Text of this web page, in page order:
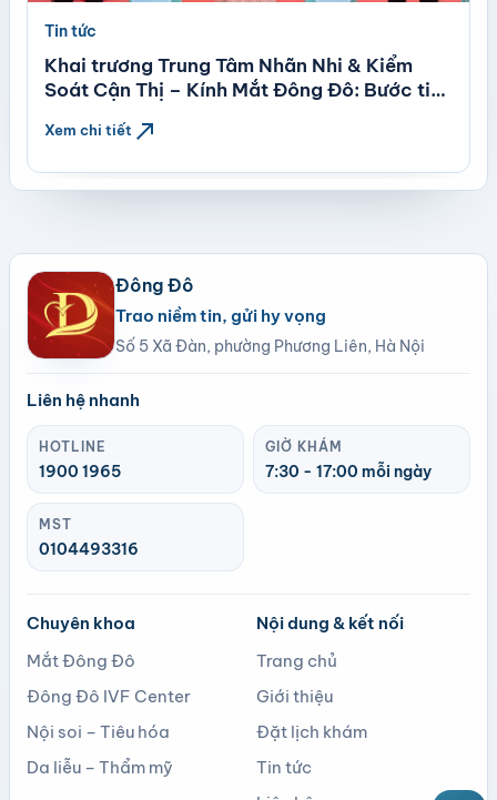
Tin tức
Khai trương Trung Tâm Nhãn Nhi & Kiểm
Soát Cận Thị – Kính Mắt Đông Đô: Bước tiến
chuẩn quốc tế
Xem chi tiết north_east
Đông Đô
Trao niềm tin, gửi hy vọng
Số 5 Xã Đàn, phường Phương Liên, Hà Nội
Liên hệ nhanh
HOTLINE
1900 1965
GIỜ KHÁM
7:30 - 17:00 mỗi ngày
MST
0104493316
Chuyên khoa
Mắt Đông Đô
Đông Đô IVF Center
Nội soi – Tiêu hóa
Da liễu – Thẩm mỹ
Nội dung & kết nối
Trang chủ
Giới thiệu
Đặt lịch khám
Tin tức